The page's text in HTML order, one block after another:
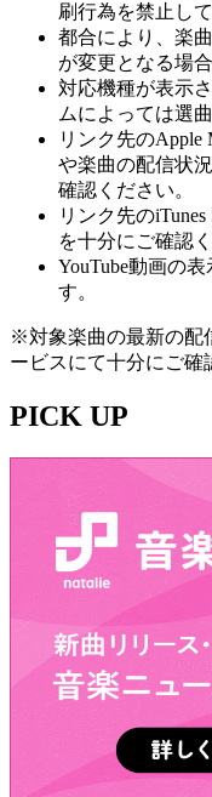
刷行為を禁止して
都合により、楽
が変更となる場
対応機種が表示
ムによっては選
リンク先のApple
や楽曲の配信状
確認ください。
リンク先の
を十分にご確認く
YouTube動画の表
す。
※対象楽曲の最新の配
ービスにて十分にご確
PICK UP